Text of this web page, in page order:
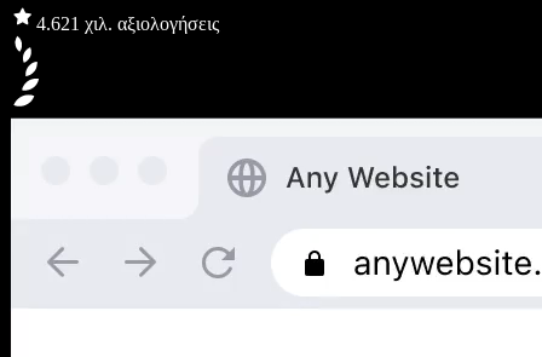
4.621 χιλ. αξιολογήσεις